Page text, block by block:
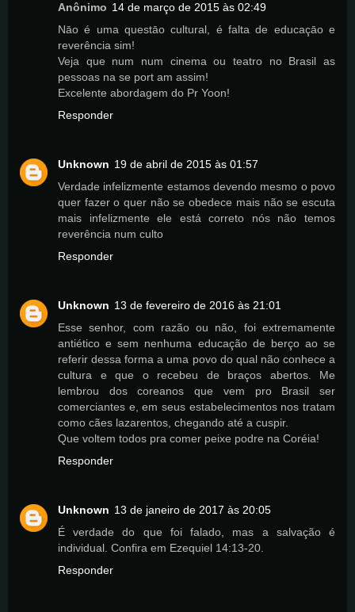
Anônimo 14 de março de 2015 às 02:49
Nāo é uma questāo cultural, é falta de educaçāo e
reverência sim!
Veja que num num cinema ou teatro no Brasil as
pessoas na se port am assim!
Excelente abordagem do Pr Yoon!
Responder
Unknown 19 de abril de 2015 às 01:57
Verdade infelizmente estamos devendo mesmo o povo
quer fazer o quer não se obedece mais não se escuta
mais infelizmente ele está correto nós não temos
reverência num culto
Responder
Unknown 13 de fevereiro de 2016 às 21:01
Esse senhor, com razão ou não, foi extremamente
antiético e sem nenhuma educação de berço ao se
referir dessa forma a uma povo do qual não conhece a
cultura e que o recebeu de braços abertos. Me
lembrou dos coreanos que vem pro Brasil ser
comerciantes e, em seus estabelecimentos nos tratam
como cães lazarentos, chegando até a cuspir.
Que voltem todos pra comer peixe podre na Coréia!
Responder
Unknown 13 de janeiro de 2017 às 20:05
É verdade do que foi falado, mas a salvação é
individual. Confira em Ezequiel 14:13-20.
Responder